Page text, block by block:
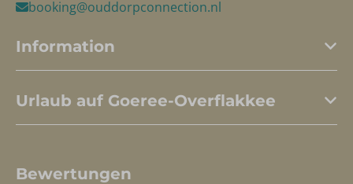
booking@ouddorpconnection.nl
Information
Urlaub auf Goeree-Overflakkee
Bewertungen